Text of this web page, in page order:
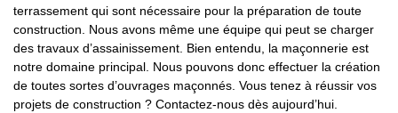
terrassement qui sont nécessaire pour la préparation de toute
construction. Nous avons même une équipe qui peut se charger
des travaux d’assainissement. Bien entendu, la maçonnerie est
notre domaine principal. Nous pouvons donc effectuer la création
de toutes sortes d’ouvrages maçonnés. Vous tenez à réussir vos
projets de construction ? Contactez-nous dès aujourd’hui.